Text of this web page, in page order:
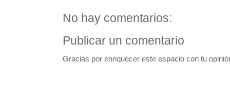
No hay comentarios:
Publicar un comentario
Gracias por enriquecer este espacio con tu